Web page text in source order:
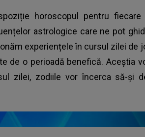
horoscopul pentru
astrologice care ne pot
experiențele în cursul zilei de
de o perioadă benefică. Aceștia
zilei, zodiile vor încerca să-și